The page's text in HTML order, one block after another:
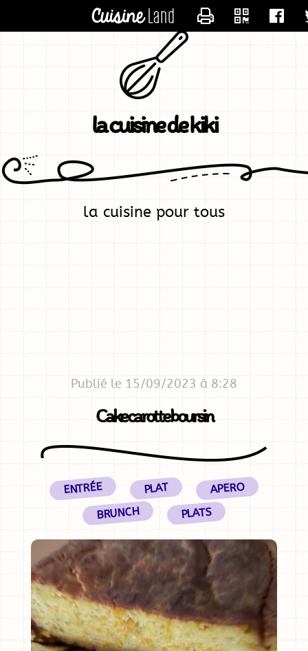
la cuisine de kiki
la cuisine pour tous
Publié le 15/09/2023 à 8:28
Cake carotte boursin
ENTRÉE PLAT APERO
BRUNCH PLATS
CONTACTER